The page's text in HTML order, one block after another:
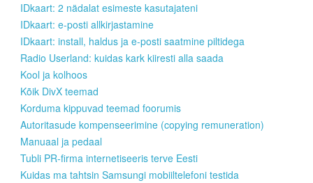
IDkaart: 2 nädalat esimeste kasutajateni
IDkaart: e-posti allkirjastamine
IDkaart: install, haldus ja e-posti saatmine piltidega
Radio Userland: kuidas kark kiiresti alla saada
Kool ja kolhoos
Kõik DivX teemad
Korduma kippuvad teemad foorumis
Autoritasude kompenseerimine (copying remuneration)
Manuaal ja pedaal
Tubli PR-firma internetiseeris terve Eesti
Kuidas ma tahtsin Samsungi mobiiltelefoni testida